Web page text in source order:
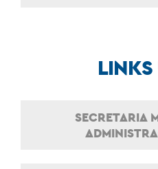
LINKS
SECRETARIA